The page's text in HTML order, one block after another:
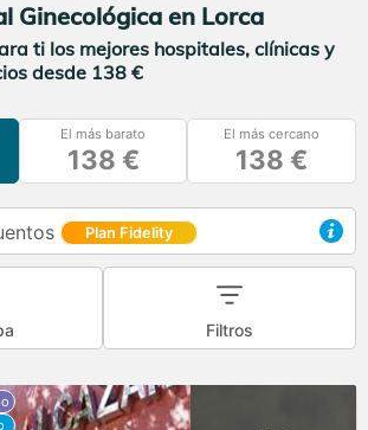
Ginecológica en Lorca
ti los mejores hospitales, clínicas y
desde 138 €
El más barato
138 €
El más cercano
138 €
Plan Fidelity
Filtros